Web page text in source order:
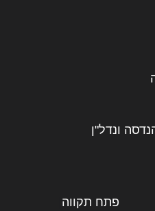
ונדל"ן
פתח תקווה